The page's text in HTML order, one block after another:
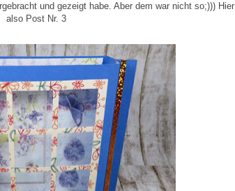
und gezeigt habe. Aber dem war nicht so;))) Hier
also Post Nr. 3